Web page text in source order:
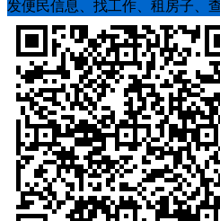
发便民信息、找工作、租房子、